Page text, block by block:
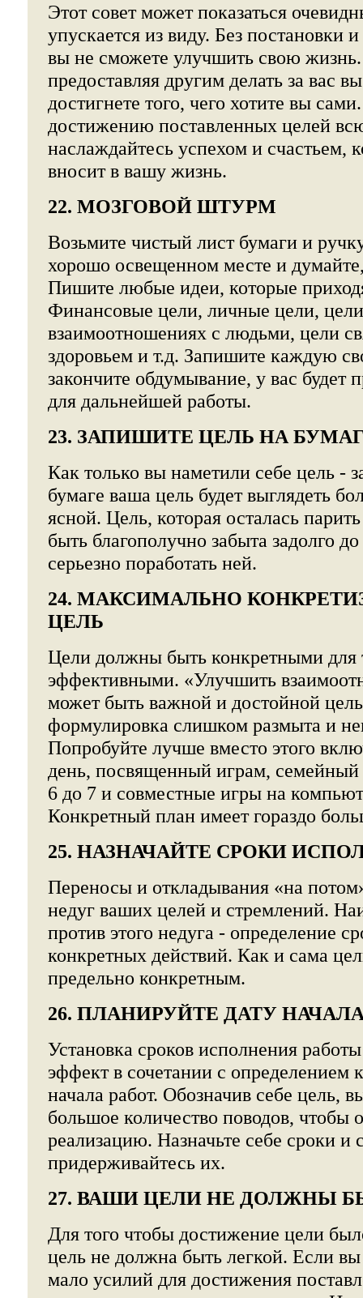
Этот совет может показаться
упускается из виду. Без постановки
вы не сможете улучшить свою
предоставляя другим делать за вас
достигнете того, чего хотите вы
достижению поставленных целей
наслаждайтесь успехом и счастьем,
вносит в вашу жизнь.
22. МОЗГОВОЙ ШТУРМ
Возьмите чистый лист бумаги и
хорошо освещенном месте и
Пишите любые идеи, которые
Финансовые цели, личные цели,
взаимоотношениях с людьми, цели
здоровьем и т.д. Запишите каждую
закончите обдумывание, у вас будет
для дальнейшей работы.
23. ЗАПИШИТЕ ЦЕЛЬ НА
Как только вы наметили себе цель -
бумаге ваша цель будет выглядеть
ясной. Цель, которая осталась
быть благополучно забыта задолго
серьезно поработать ней.
24. МАКСИМАЛЬНО
ЦЕЛЬ
Цели должны быть конкретными для
эффективными. «Улучшить
может быть важной и достойной
формулировка слишком размыта и
Попробуйте лучше вместо этого
день, посвященный играм,
6 до 7 и совместные игры на
Конкретный план имеет гораздо
25. НАЗНАЧАЙТЕ СРОКИ
Переносы и откладывания «на
недуг ваших целей и стремлений.
против этого недуга - определение
конкретных действий. Как и сама
предельно конкретным.
26. ПЛАНИРУЙТЕ ДАТУ
Установка сроков исполнения
эффект в сочетании с определением
начала работ. Обозначив себе цель,
большое количество поводов, чтобы
реализацию. Назначьте себе сроки и
придерживайтесь их.
27. ВАШИ ЦЕЛИ НЕ ДОЛЖНЫ
Для того чтобы достижение цели
цель не должна быть легкой. Если вы
мало усилий для достижения